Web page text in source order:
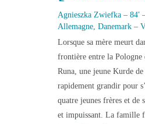
Agnieszka Zwiefka – 84′
Allemagne, Danemark –
Lorsque sa mère meurt
frontière entre la Pologne
Runa, une jeune Kurde
rapidement grandir pour
quatre jeunes frères et de
et impuissant. La famille